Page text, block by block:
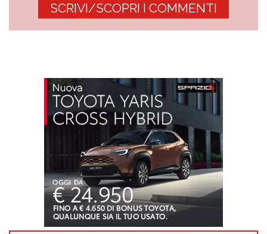
SCRIVI/SCOPRI I COMMENTI